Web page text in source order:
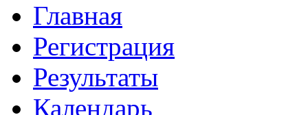
Главная
Регистрация
Результаты
Календарь